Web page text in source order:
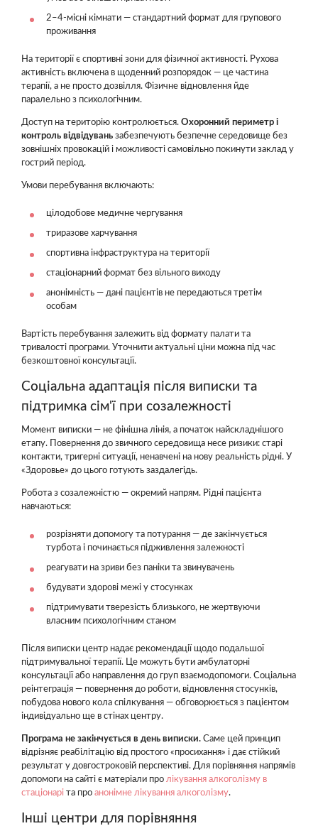
2–4-місні кімнати — стандартний формат для групового
проживання
На території є спортивні зони для фізичної активності. Рухова
активність включена в щоденний розпорядок — це частина
терапії, а не просто дозвілля. Фізичне відновлення йде
паралельно з психологічним.
Доступ на територію контролюється. Охоронний периметр і
контроль відвідувань забезпечують безпечне середовище без
зовнішніх провокацій і можливості самовільно покинути заклад у
гострий період.
Умови перебування включають:
цілодобове медичне чергування
триразове харчування
спортивна інфраструктура на території
стаціонарний формат без вільного виходу
анонімність — дані пацієнтів не передаються третім
особам
Вартість перебування залежить від формату палати та
тривалості програми. Уточнити актуальні ціни можна під час
безкоштовної консультації.
Соціальна адаптація після виписки та
підтримка сім'ї при созалежності
Момент виписки — не фінішна лінія, а початок найскладнішого
етапу. Повернення до звичного середовища несе ризики: старі
контакти, тригерні ситуації, ненавчені на нову реальність рідні. У
«Здоровье» до цього готують заздалегідь.
Робота з созалежністю — окремий напрям. Рідні пацієнта
навчаються:
розрізняти допомогу та потурання — де закінчується
турбота і починається підживлення залежності
реагувати на зриви без паніки та звинувачень
будувати здорові межі у стосунках
підтримувати тверезість близького, не жертвуючи
власним психологічним станом
Після виписки центр надає рекомендації щодо подальшої
підтримувальної терапії. Це можуть бути амбулаторні
консультації або направлення до груп взаємодопомоги. Соціальна
реінтеграція — повернення до роботи, відновлення стосунків,
побудова нового кола спілкування — обговорюється з пацієнтом
індивідуально ще в стінах центру.
Програма не закінчується в день виписки. Саме цей принцип
відрізняє реабілітацію від простого «просихання» і дає стійкий
результат у довгостроковій перспективі. Для порівняння напрямів
допомоги на сайті є матеріали про лікування алкоголізму в
стаціонарі та про анонімне лікування алкоголізму.
Інші центри для порівняння